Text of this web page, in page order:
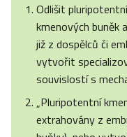
Odlišit
kmenových buněk
již z dospělců či
vytvořit
souvislostí s
„Pluripotentní
extrahovány z